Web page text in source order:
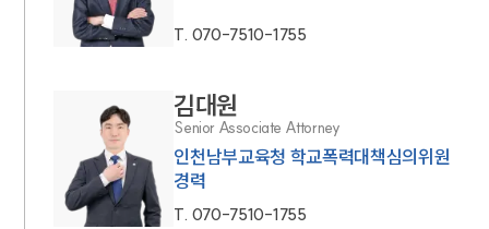
T. 070-7510-1755
김대원
Senior Associate Attorney
인천남부교육청 학교폭력대책심의위원
경력
T. 070-7510-1755